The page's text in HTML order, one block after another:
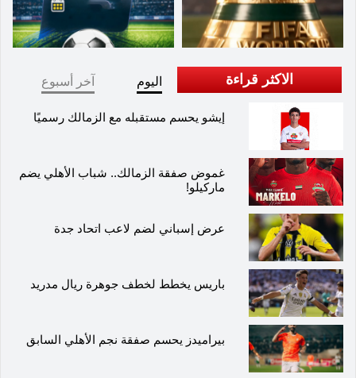
الاكثر قراءة اليوم آخر أسبوع
إيشو يحسم مستقبله مع الزمالك رسميًا
غموض صفقة الزمالك.. شباب الأهلي يضم
ماركيلو!
عرض إسباني لضم لاعب اتحاد جدة
باريس يخطط لخطف جوهرة ريال مدريد
بيراميدز يحسم صفقة نجم الأهلي السابق